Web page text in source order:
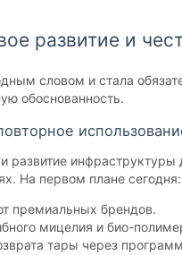
развитие и
словом и стала
обоснованность.
развитие
На первом плане сегодня:
премиальных брендов.
мицелия и био-
тары через